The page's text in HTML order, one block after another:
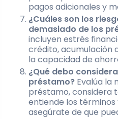
pagos adicionales y
¿Cuáles son los
demasiado de los
incluyen estrés
crédito, acumulación
la capacidad de
¿Qué debo
préstamo? Evalúa la
préstamo, considera
entiende los términos
asegúrate de que